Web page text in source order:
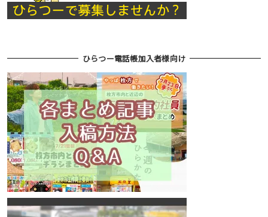
ひらつー電話帳加入者様向け